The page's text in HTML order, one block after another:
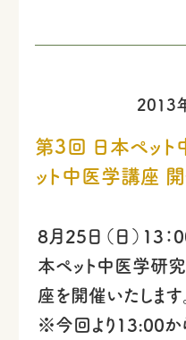
2013
第3回 日本ペッ
ット中医学講座
8月25日（日）13
本ペット中医学研
座を開催いたします
※今回より13:00か